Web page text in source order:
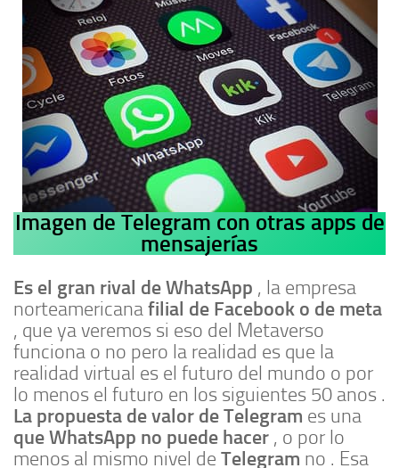
Imagen de Telegram con otras apps de
mensajerías
Es el gran rival de WhatsApp , la empresa
norteamericanafilial de Facebook o de meta
, que ya veremos si eso del Metaverso
funciona o no pero la realidad es que la
realidad virtual es el futuro del mundo o por
lo menos el futuro en los siguientes 50 anos .
La propuesta de valor de Telegram es una
que WhatsApp no puede hacer , o por lo
menos al mismo nivel de Telegram no . Esa